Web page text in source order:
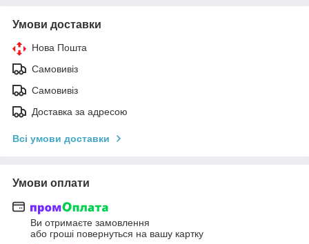
Умови доставки
Нова Пошта
Самовивіз
Самовивіз
Доставка за адресою
Всі умови доставки
Умови оплати
Ви отримаєте замовлення
або гроші повернуться на вашу картку